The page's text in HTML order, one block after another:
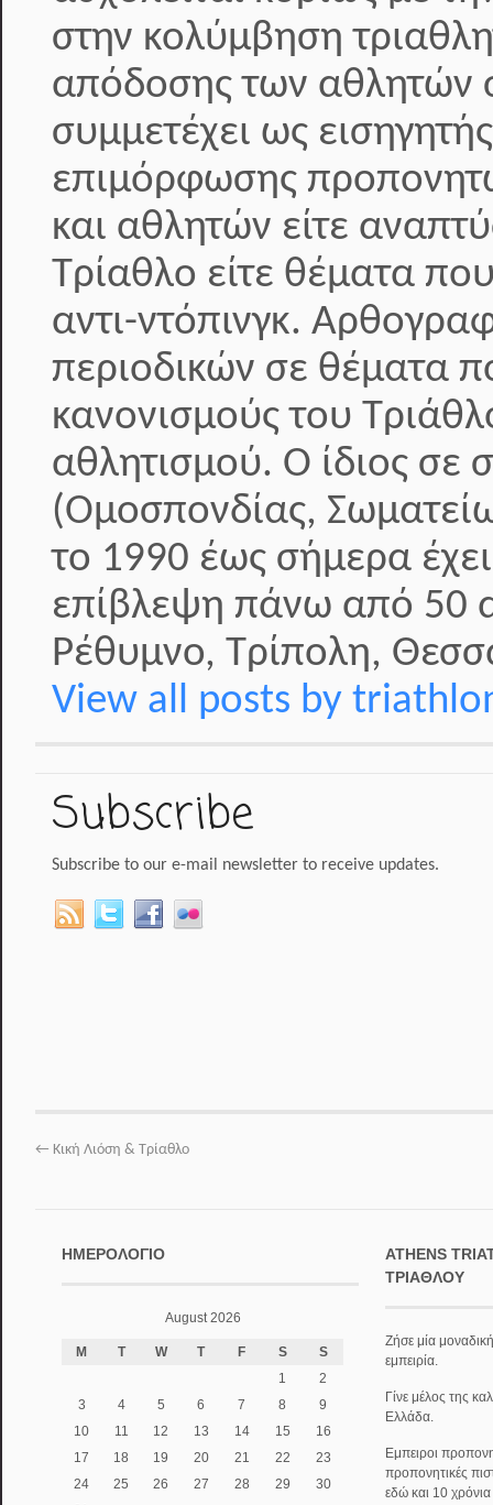
στην κολύμβηση
απόδοσης των αθλητών
συμμετέχει ως
επιμόρφωσης
και αθλητών είτε
Τρίαθλο είτε θέματα
αντι-ντόπινγκ.
περιοδικών σε θέματα
κανονισμούς του
αθλητισμού. Ο ίδιος σε
(Ομοσπονδίας,
το 1990 έως σήμερα
επίβλεψη πάνω από 50
Ρέθυμνο, Τρίπολη,
View all posts by
Subscribe
Subscribe to our e-mail newsletter to receive updates.
← Κική Λιόση & Τρίαθλο
ΗΜΕΡΟΛΌΓΙΟ
August 2026
M T W T F S
S
1
2
3
4 5 6 7 8
9
10
11 12 13 14 15
16
17
18 19 20 21 22
23
24
25 26 27 28 29
30
ATHENS
ΤΡΙΆΘΛΟΥ
Ζήσε μία
εμπειρία.
Γίνε μέλος της
Ελλάδα.
Εμπειροι
προπονητικές
εδώ και 10